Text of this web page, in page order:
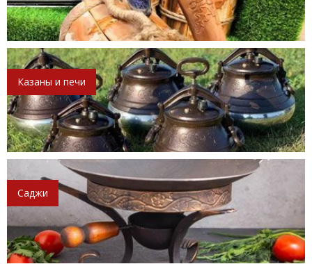
Казаны и печи
Саджи